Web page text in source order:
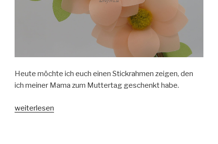
Heute möchte ich euch einen Stickrahmen zeigen, den
ich meiner Mama zum Muttertag geschenkt habe.
„Mohnblüten-
weiterlesen